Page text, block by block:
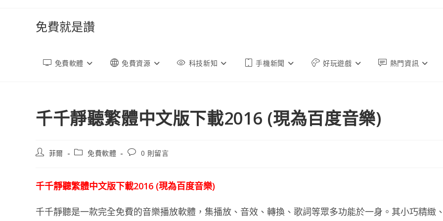
免費就是讚
免費軟體 免費資源 科技新知 手機新聞 好玩遊戲 熱門資訊
千千靜聽繁體中文版下載2016 (現為百度音樂)
文
者:
菲爾
文
別:
免費軟體
文
論：
0 則留言
千千靜聽繁體中文版下載2016 (現為百度音樂)
千千靜聽是一款完全免費的音樂播放軟體，集播放、音效、轉換、歌詞等眾多功能於一身。其小巧精緻、